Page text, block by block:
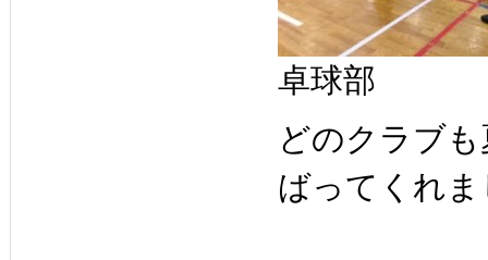
卓球部
どのクラブ
ばってくれ